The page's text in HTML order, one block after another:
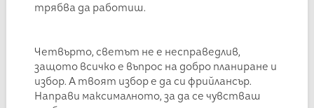
трябва да работиш.
Четвърто, светът не е несправедлив,
защото всичко е въпрос на добро планиране и
избор. А твоят избор е да си фрийлансър.
Направи максималното, за да се чувстваш